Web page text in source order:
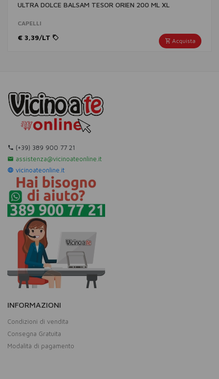
ULTRA DOLCE BALSAM TESOR ORIEN 200 ML XL
CAPELLI
Acquista
€ 3,39/LT
(+39) 389 900 77 21
assistenza@vicinoateonline.it
vicinoateonline.it
INFORMAZIONI
Condizioni di vendita
Consegna Gratuita
Modalità di pagamento